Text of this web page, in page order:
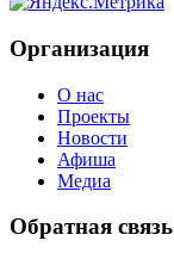
Организация
О нас
Проекты
Новости
Афиша
Медиа
Обратная связь